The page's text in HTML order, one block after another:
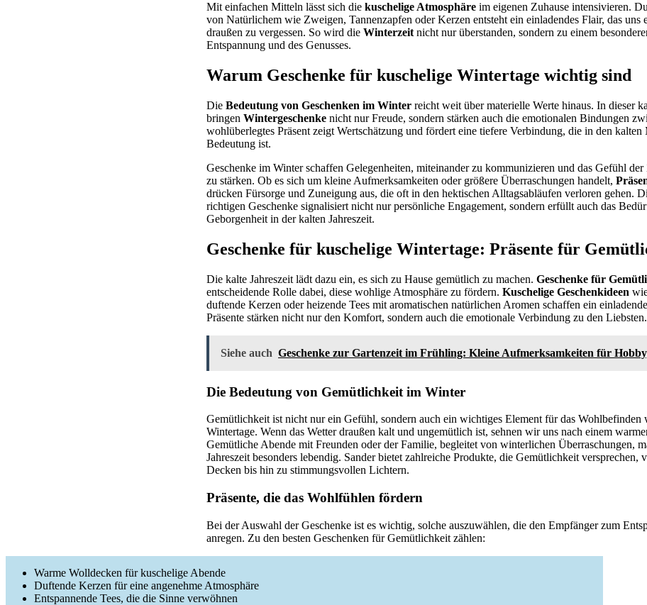
Mit einfachen Mitteln lässt sich die kuschelige Atmosphäre im eigenen Zuhause intensivieren.
von Natürlichem wie Zweigen, Tannenzapfen oder Kerzen entsteht ein einladendes Flair, das uns
draußen zu vergessen. So wird die Winterzeit nicht nur überstanden, sondern zu einem
Entspannung und des Genusses.
Warum Geschenke für kuschelige Wintertage wichtig sind
Die Bedeutung von Geschenken im Winter reicht weit über materielle Werte hinaus. In dieser
bringen Wintergeschenke nicht nur Freude, sondern stärken auch die emotionalen Bindungen
wohlüberlegtes Präsent zeigt Wertschätzung und fördert eine tiefere Verbindung, die in den
Bedeutung ist.
Geschenke im Winter schaffen Gelegenheiten, miteinander zu kommunizieren und das Gefühl
zu stärken. Ob es sich um kleine Aufmerksamkeiten oder größere Überraschungen handelt,
drücken Fürsorge und Zuneigung aus, die oft in den hektischen Alltagsabläufen verloren gehen.
richtigen Geschenke signalisiert nicht nur persönliche Engagement, sondern erfüllt auch das
Geborgenheit in der kalten Jahreszeit.
Geschenke für kuschelige Wintertage: Präsente für
Die kalte Jahreszeit lädt dazu ein, es sich zu Hause gemütlich zu machen. Geschenke für
entscheidende Rolle dabei, diese wohlige Atmosphäre zu fördern. Kuschelige Geschenkideen
duftende Kerzen oder heizende Tees mit aromatischen natürlichen Aromen schaffen ein
Präsente stärken nicht nur den Komfort, sondern auch die emotionale Verbindung zu den Liebsten.
Siehe auch Geschenke zur Gartenzeit im Frühling: Kleine Aufmerksamkeiten für
Die Bedeutung von Gemütlichkeit im Winter
Gemütlichkeit ist nicht nur ein Gefühl, sondern auch ein wichtiges Element für das Wohlbefinden
Wintertage. Wenn das Wetter draußen kalt und ungemütlich ist, sehnen wir uns nach einem
Gemütliche Abende mit Freunden oder der Familie, begleitet von winterlichen Überraschungen,
Jahreszeit besonders lebendig. Sander bietet zahlreiche Produkte, die Gemütlichkeit versprechen,
Decken bis hin zu stimmungsvollen Lichtern.
Präsente, die das Wohlfühlen fördern
Bei der Auswahl der Geschenke ist es wichtig, solche auszuwählen, die den Empfänger zum
anregen. Zu den besten Geschenken für Gemütlichkeit zählen:
Warme Wolldecken für kuschelige Abende
Duftende Kerzen für eine angenehme Atmosphäre
Entspannende Tees, die die Sinne verwöhnen